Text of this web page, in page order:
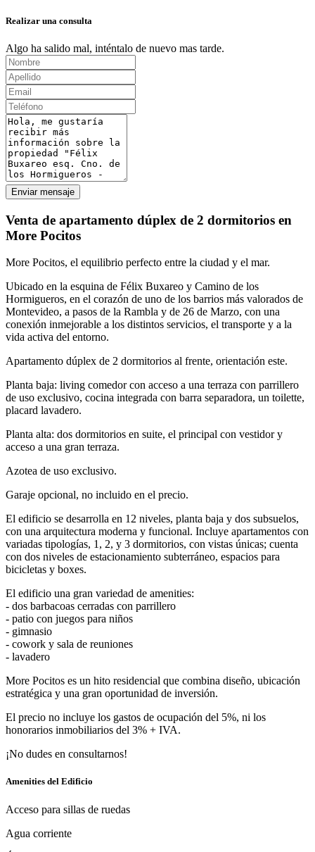
Realizar una consulta
Algo ha salido mal, inténtalo de nuevo mas tarde.
Enviar mensaje
Venta de apartamento dúplex de 2 dormitorios en
More Pocitos
More Pocitos, el equilibrio perfecto entre la ciudad y el mar.
Ubicado en la esquina de Félix Buxareo y Camino de los
Hormigueros, en el corazón de uno de los barrios más valorados de
Montevideo, a pasos de la Rambla y de 26 de Marzo, con una
conexión inmejorable a los distintos servicios, el transporte y a la
vida activa del entorno.
Apartamento dúplex de 2 dormitorios al frente, orientación este.
Planta baja: living comedor con acceso a una terraza con parrillero
de uso exclusivo, cocina integrada con barra separadora, un toilette,
placard lavadero.
Planta alta: dos dormitorios en suite, el principal con vestidor y
acceso a una gran terraza.
Azotea de uso exclusivo.
Garaje opcional, no incluido en el precio.
El edificio se desarrolla en 12 niveles, planta baja y dos subsuelos,
con una arquitectura moderna y funcional. Incluye apartamentos con
variadas tipologías, 1, 2, y 3 dormitorios, con vistas únicas; cuenta
con dos niveles de estacionamiento subterráneo, espacios para
bicicletas y boxes.
El edificio una gran variedad de amenities:
- dos barbacoas cerradas con parrillero
- patio con juegos para niños
- gimnasio
- cowork y sala de reuniones
- lavadero
More Pocitos es un hito residencial que combina diseño, ubicación
estratégica y una gran oportunidad de inversión.
El precio no incluye los gastos de ocupación del 5%, ni los
honorarios inmobiliarios del 3% + IVA.
¡No dudes en consultarnos!
Amenities del Edificio
Acceso para sillas de ruedas
Agua corriente